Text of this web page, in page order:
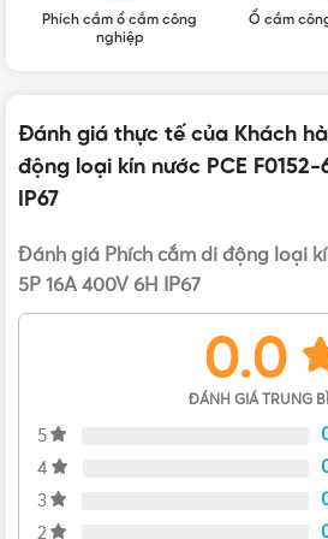
Giao hàng: Giao nhanh toàn quốc
Tình trạng hàng hóa: Mới 100%,
Phích cắm ổ cắm công
nghiệp
Ổ cắm
Đánh giá thực tế của Khách
động loại kín nước PCE F0152-
IP67
Đánh giá Phích cắm di động loại
5P 16A 400V 6H IP67
0.0
ĐÁNH GIÁ TRUNG
5
4
3
2